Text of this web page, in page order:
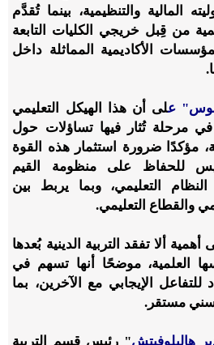
المالية والتنظيمية، بينما تُقدَّم
من قِبل خريجي الكليات التابعة
الأكاديمية المماثلة داخل
على أن هذا الهيكل التعليمي
مرحلة تُثار فيها تساؤلات حول
مؤكدًا ضرورة استثمار هذه القوة
للحفاظ على منظومة القيم
التعليمي، وبما يربط بين
والقطاع التعليمي.
أهمية ألا تفقد التربية الدينية بُعدها
العلمية، موضحًا أنها تسهم في
للتفاعل الإيجابي مع الآخرين، بما
مستقر.
هاليلوفيتش" رئيس قسم التربية